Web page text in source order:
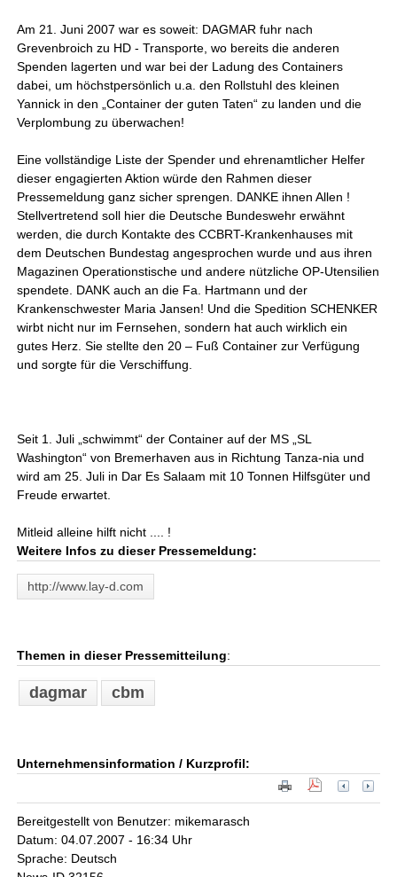
Am 21. Juni 2007 war es soweit: DAGMAR fuhr nach
Grevenbroich zu HD - Transporte, wo bereits die anderen
Spenden lagerten und war bei der Ladung des Containers
dabei, um höchstpersönlich u.a. den Rollstuhl des kleinen
Yannick in den „Container der guten Taten“ zu landen und die
Verplombung zu überwachen!
Eine vollständige Liste der Spender und ehrenamtlicher Helfer
dieser engagierten Aktion würde den Rahmen dieser
Pressemeldung ganz sicher sprengen. DANKE ihnen Allen !
Stellvertretend soll hier die Deutsche Bundeswehr erwähnt
werden, die durch Kontakte des CCBRT-Krankenhauses mit
dem Deutschen Bundestag angesprochen wurde und aus ihren
Magazinen Operationstische und andere nützliche OP-Utensilien
spendete. DANK auch an die Fa. Hartmann und der
Krankenschwester Maria Jansen! Und die Spedition SCHENKER
wirbt nicht nur im Fernsehen, sondern hat auch wirklich ein
gutes Herz. Sie stellte den 20 – Fuß Container zur Verfügung
und sorgte für die Verschiffung.
Seit 1. Juli „schwimmt“ der Container auf der MS „SL
Washington“ von Bremerhaven aus in Richtung Tanza-nia und
wird am 25. Juli in Dar Es Salaam mit 10 Tonnen Hilfsgüter und
Freude erwartet.
Mitleid alleine hilft nicht .... !
Weitere Infos zu dieser Pressemeldung:
http://www.lay-d.com
Themen in dieser Pressemitteilung:
dagmar cbm
Unternehmensinformation / Kurzprofil:
Bereitgestellt von Benutzer: mikemarasch
Datum: 04.07.2007 - 16:34 Uhr
Sprache: Deutsch